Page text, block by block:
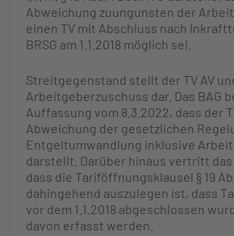
Abweichung zuungunsten der
einen TV mit Abschluss nach
BRSG am 1.1.2018 möglich sei.
Streitgegenstand stellt der TV AV
Arbeitgeberzuschuss dar. Das BAG
Auffassung vom 8.3.2022, dass der
Abweichung der gesetzlichen
Entgeltumwandlung inklusive
darstellt. Darüber hinaus vertritt das
dass die Tariföffnungsklausel § 19
dahingehend auszulegen ist, dass
vor dem 1.1.2018 abgeschlossen
davon erfasst werden.